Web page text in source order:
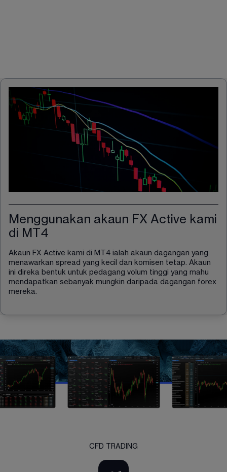
Menggunakan akaun FX Active kami
di MT4
Akaun FX Active kami di MT4 ialah akaun dagangan yang
menawarkan spread yang kecil dan komisen tetap. Akaun
ini direka bentuk untuk pedagang volum tinggi yang mahu
mendapatkan sebanyak mungkin daripada dagangan forex
mereka.
CFD TRADING